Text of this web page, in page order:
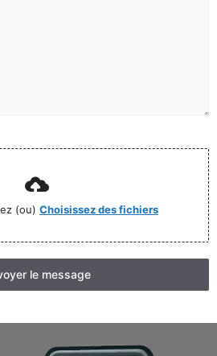
(ou) Choisissez des fichiers
le message